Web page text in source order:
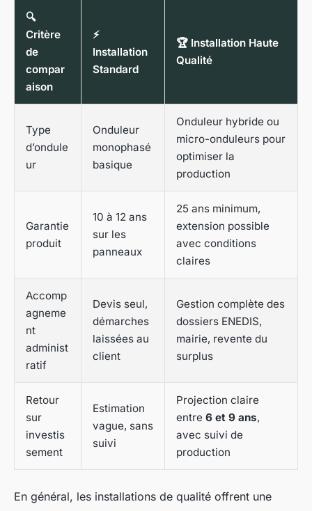
🔍
Critère
de
compar
aison
⚡
Installation
Standard
🏆 Installation Haute
Qualité
Type
d’ondule
ur
Onduleur
monophasé
basique
Onduleur hybride ou
micro-onduleurs pour
optimiser la
production
Garantie
produit
10 à 12 ans
sur les
panneaux
25 ans minimum,
extension possible
avec conditions
claires
Accomp
agneme
nt
administ
ratif
Devis seul,
démarches
laissées au
client
Gestion complète des
dossiers ENEDIS,
mairie, revente du
surplus
Retour
sur
investis
sement
Estimation
vague, sans
suivi
Projection claire
entre 6 et 9 ans,
avec suivi de
production
En général, les installations de qualité offrent une